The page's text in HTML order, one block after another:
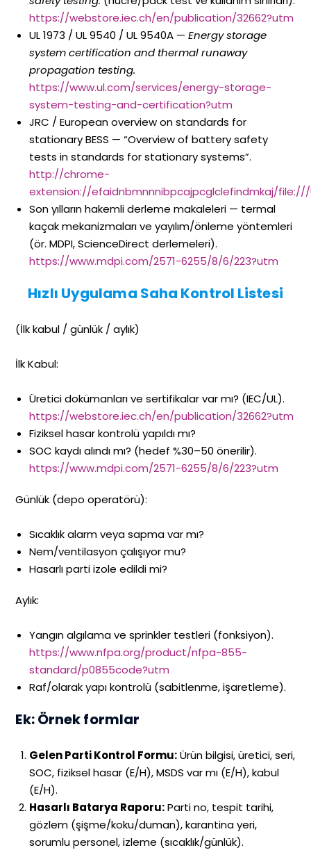
https://webstore.iec.ch/en/publication/32662?utm
UL 1973 / UL 9540 / UL 9540A —Energy storage
system certification and thermal runaway
propagation testing.
https://www.ul.com/services/energy-storage-
system-testing-and-certification?utm
JRC / European overview on standards for
stationary BESS — “Overview of battery safety
tests in standards for stationary systems”.
http://chrome-
extension://efaidnbmnnnibpcajpcglclefindmkaj/
Son yılların hakemli derleme makaleleri — termal
kaçak mekanizmaları ve yayılım/önleme yöntemleri
(ör. MDPI, ScienceDirect derlemeleri).
https://www.mdpi.com/2571-6255/8/6/223?utm
Hızlı Uygulama Saha Kontrol Listesi
(İlk kabul / günlük / aylık)
İlk Kabul:
Üretici dokümanları ve sertifikalar var mı? (IEC/UL).
https://webstore.iec.ch/en/publication/32662?utm
Fiziksel hasar kontrolü yapıldı mı?
SOC kaydı alındı mı? (hedef %30–50 önerilir).
https://www.mdpi.com/2571-6255/8/6/223?utm
Günlük (depo operatörü):
Sıcaklık alarm veya sapma var mı?
Nem/ventilasyon çalışıyor mu?
Hasarlı parti izole edildi mi?
Aylık:
Yangın algılama ve sprinkler testleri (fonksiyon).
https://www.nfpa.org/product/nfpa-855-
standard/p0855code?utm
Raf/olarak yapı kontrolü (sabitlenme, işaretleme).
Ek: Örnek formlar
Gelen Parti Kontrol Formu:Ürün bilgisi, üretici, seri,
SOC, fiziksel hasar (E/H), MSDS var mı (E/H), kabul
(E/H).
Hasarlı Batarya Raporu:Parti no, tespit tarihi,
gözlem (şişme/koku/duman), karantina yeri,
sorumlu personel, izleme (sıcaklık/günlük).